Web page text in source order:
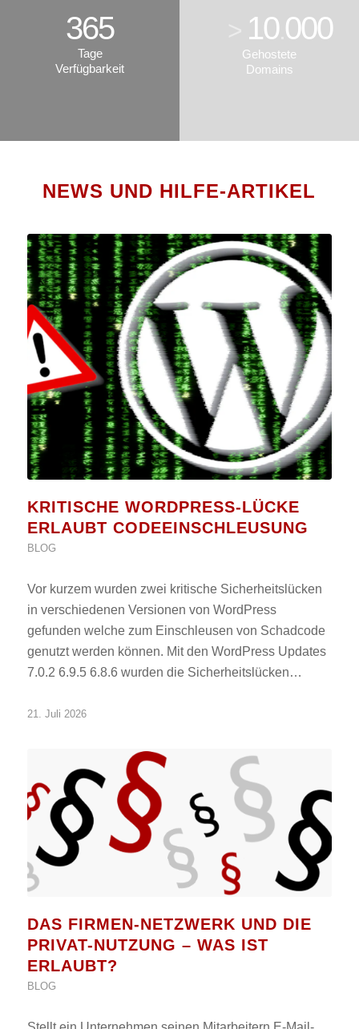
365
Tage
Verfügbarkeit
10. 000
Gehostete
Domains
NEWS UND HILFE-ARTIKEL
KRITISCHE WORDPRESS-LÜCKE
ERLAUBT CODEEINSCHLEUSUNG
BLOG
Vor kurzem wurden zwei kritische Sicherheitslücken
in verschiedenen Versionen von WordPress
gefunden welche zum Einschleusen von Schadcode
genutzt werden können. Mit den WordPress Updates
7.0.2 6.9.5 6.8.6 wurden die Sicherheitslücken…
21. Juli 2026
DAS FIRMEN-NETZWERK UND DIE
PRIVAT-NUTZUNG – WAS IST
ERLAUBT?
BLOG